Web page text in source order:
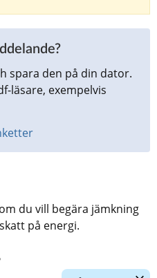
spara den på din dator.
läsare, exempelvis
du vill begära jämkning
på energi.